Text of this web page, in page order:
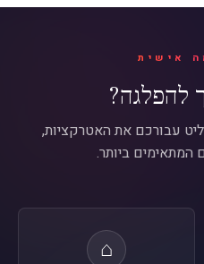
אישית
להפלגה?
עבורכם את האטרקציות,
המתאימים ביותר.
⌂